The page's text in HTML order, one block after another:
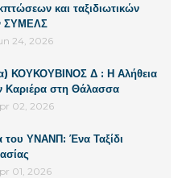
και ταξιδιωτικών
ΣΥΜΕΛΣ
24, 2026
ΚΟΥΚΟΥΒΙΝΟΣ Δ : Η Αλήθεια
Καριέρα στη Θάλασσα
02, 2026
του ΥΝΑΝΠ: Ένα Ταξίδι
01, 2026